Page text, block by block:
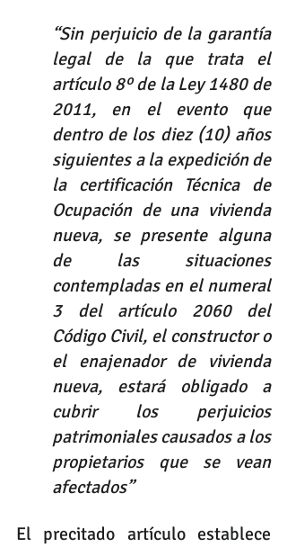
“Sin perjuicio de la garantía
legal de la que trata el
artículo 8º de la Ley 1480 de
2011, en el evento que
dentro de los diez (10) años
siguientes a la expedición de
la certificación Técnica de
Ocupación de una vivienda
nueva, se presente alguna
de las situaciones
contempladas en el numeral
3 del artículo 2060 del
Código Civil, el constructor o
el enajenador de vivienda
nueva, estará obligado a
cubrir los perjuicios
patrimoniales causados a los
propietarios que se vean
afectados”
El precitado artículo establece